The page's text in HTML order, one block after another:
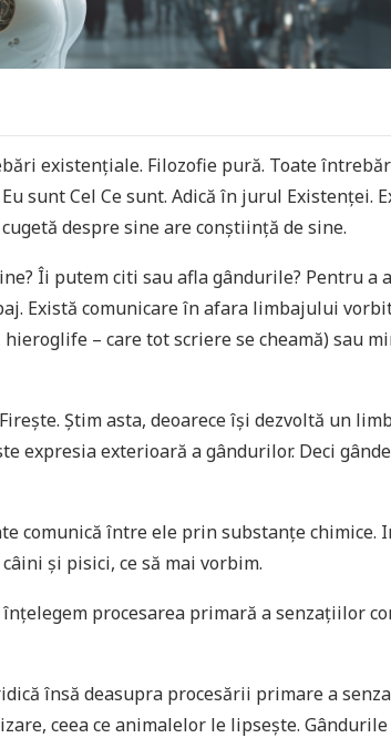
existențiale. Filozofie pură. Toate
sunt Cel Ce sunt. Adică în jurul Existenței.
despre sine are conștiință de sine.
Îi putem citi sau afla gândurile? Pentru a
Există comunicare în afara limbajului
– care tot scriere se cheamă) sau
Știm asta, deoarece își dezvoltă un
expresia exterioară a gândurilor. Deci
comunică între ele prin substanțe chimice.
și pisici, ce să mai vorbim.
procesarea primară a senzațiilor
însă deasupra procesării primare a
ceea ce animalelor le lipsește.